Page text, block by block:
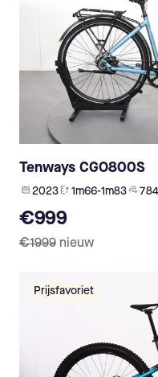
Tenways CGO800S
2023 1m66-1m83 7
€999
€1999 nieuw
Prijsfavoriet